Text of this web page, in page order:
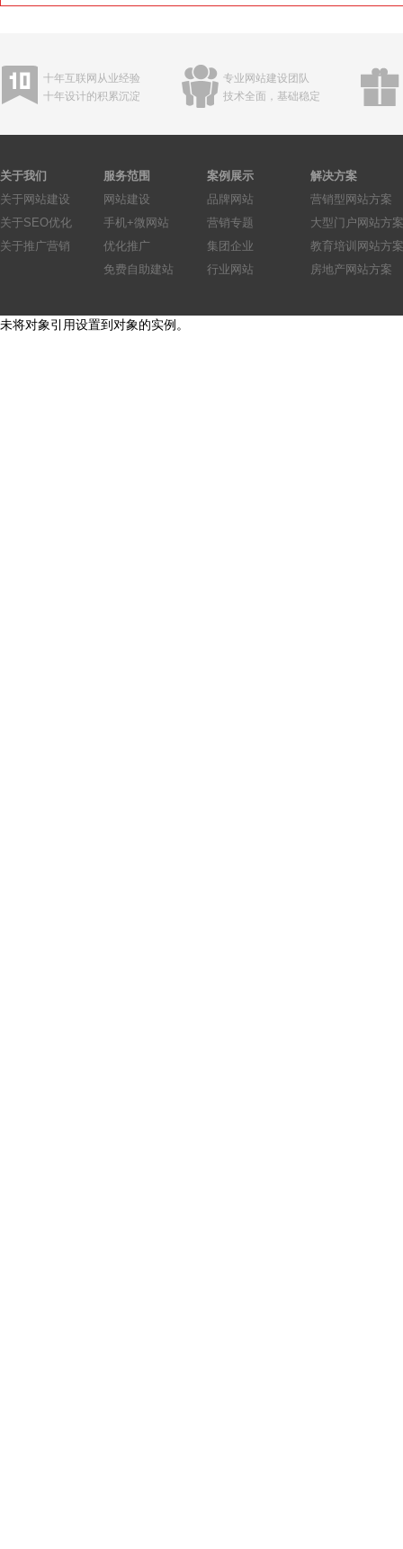
十年互联网从业经验
十年设计的积累沉淀
专业网站建设团队
技术全面，基础稳定
关于我们
关于网站建设
关于SEO优化
关于推广营销
服务范围
网站建设
手机+微网站
优化推广
免费自助建站
案例展示
品牌网站
营销专题
集团企业
行业网站
解决方案
营销型网站方案
大型门户网站方案
教育培训网站方案
房地产网站方案
未将对象引用设置到对象的实例。